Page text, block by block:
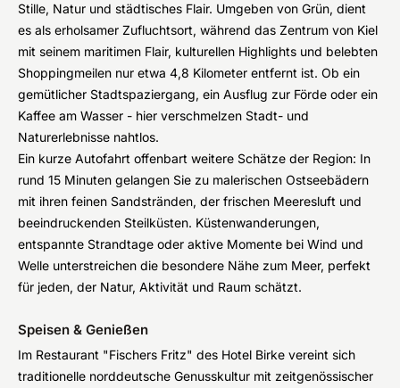
Stille, Natur und städtisches Flair. Umgeben von Grün, dient
es als erholsamer Zufluchtsort, während das Zentrum von Kiel
mit seinem maritimen Flair, kulturellen Highlights und belebten
Shoppingmeilen nur etwa 4,8 Kilometer entfernt ist. Ob ein
gemütlicher Stadtspaziergang, ein Ausflug zur Förde oder ein
Kaffee am Wasser - hier verschmelzen Stadt- und
Naturerlebnisse nahtlos.
Ein kurze Autofahrt offenbart weitere Schätze der Region: In
rund 15 Minuten gelangen Sie zu malerischen Ostseebädern
mit ihren feinen Sandstränden, der frischen Meeresluft und
beeindruckenden Steilküsten. Küstenwanderungen,
entspannte Strandtage oder aktive Momente bei Wind und
Welle unterstreichen die besondere Nähe zum Meer, perfekt
für jeden, der Natur, Aktivität und Raum schätzt.
Speisen & Genießen
Im Restaurant "Fischers Fritz" des Hotel Birke vereint sich
traditionelle norddeutsche Genusskultur mit zeitgenössischer